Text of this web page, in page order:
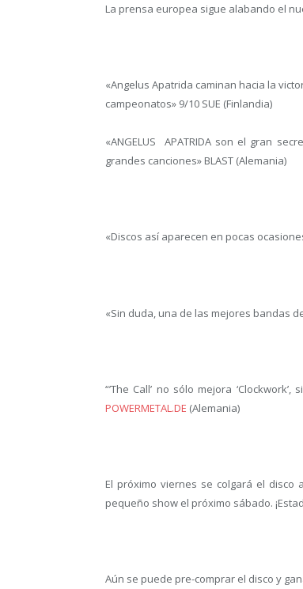
La prensa europea sigue alabando el
«Angelus Apatrida caminan hacia la
campeonatos» 9/10 SUE (Finlandia)
«ANGELUS APATRIDA son el gran
grandes canciones» BLAST (Alemania)
«Discos así aparecen en pocas
«Sin duda, una de las mejores bandas
“’The Call’ no sólo mejora
POWERMETAL.DE (Alemania)
El próximo viernes se colgará el
pequeño show el próximo sábado.
Aún se puede pre-comprar el disco y